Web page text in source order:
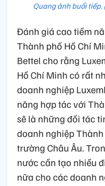
Quang ảnh buổi
Đánh giá cao tiềm
Thành phố Hồ Chí
Bettel cho rằng
Hồ Chí Minh có rất
doanh nghiệp
năng hợp tác với
sẽ là những đối tác
doanh nghiệp
trường Châu Âu.
nước cần tạo nhiều
nữa cho các doanh